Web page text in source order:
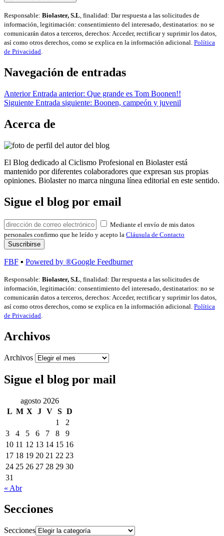
Responsable: Biolaster, S.L, finalidad: Dar respuesta a las solicitudes de
información, legitimación: consentimiento del interesado, destinatarios: no se
comunicarán datos a terceros, derechos: Acceder, rectificar y suprimir los datos,
así como otros derechos, como se explica en la información adicional. Política
de Privacidad.
Navegación de entradas
Anterior Entrada anterior: Que grande es Tom Boonen!!
Siguiente Entrada siguiente: Boonen, campeón y juvenil
Acerca de
El Blog dedicado al Ciclismo Profesional en Biolaster está
mantenido por diferentes colaboradores que expresan sus propias
opiniones. Biolaster no marca ninguna línea editorial en este sentido.
Sigue el blog por email
Mediante el envío de mis datos
personales confirmo que he leído y acepto la Cláusula de Contacto
FBF ▪ Powered by ®Google Feedburner
Responsable: Biolaster, S.L , finalidad: Dar respuesta a las solicitudes de
información, legitimación: consentimiento del interesado, destinatarios: no se
comunicarán datos a terceros, derechos: Acceder, rectificar y suprimir los datos,
así como otros derechos, como se explica en la información adicional. Política
de Privacidad
Archivos
Archivos
Sigue el blog por mail
agosto 2026
L M X J V S D
1
2
3
4 5 6 7 8
9
10 11 12 13 14 15 16
17 18 19 20 21 22 23
24 25 26 27 28 29 30
31
« Abr
Secciones
Secciones